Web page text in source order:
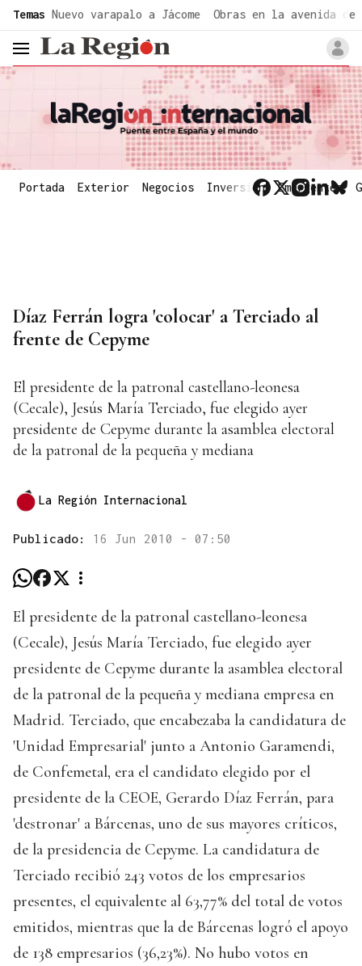
Temas Nuevo varapalo a Jácome Obras en la avenida de
header.menu.open
Portada Exterior Negocios Inversión Emergentes
Díaz Ferrán logra 'colocar' a Terciado al
frente de Cepyme
El presidente de la patronal castellano-leonesa
(Cecale), Jesús María Terciado, fue elegido ayer
presidente de Cepyme durante la asamblea electoral
de la patronal de la pequeña y mediana
La Región Internacional
Publicado: 16 Jun 2010 - 07:50
El presidente de la patronal castellano-leonesa
(Cecale), Jesús María Terciado, fue elegido ayer
presidente de Cepyme durante la asamblea electoral
de la patronal de la pequeña y mediana empresa en
Madrid. Terciado, que encabezaba la candidatura de
'Unidad Empresarial' junto a Antonio Garamendi,
de Confemetal, era el candidato elegido por el
presidente de la CEOE, Gerardo Díaz Ferrán, para
'destronar' a Bárcenas, uno de sus mayores críticos,
de la presidencia de Cepyme. La candidatura de
Terciado recibió 243 votos de los empresarios
presentes, el equivalente al 63,77% del total de votos
emitidos, mientras que la de Bárcenas logró el apoyo
de 138 empresarios (36,23%). No hubo votos en